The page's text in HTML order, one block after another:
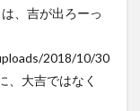
、吉が出ろーっ
2018/10/30
、大吉ではなく